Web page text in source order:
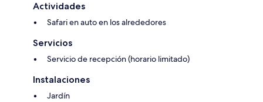
Actividades
Safari en auto en los alrededores
Servicios
Servicio de recepción (horario limitado)
Instalaciones
Jardín